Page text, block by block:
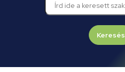
Keresés